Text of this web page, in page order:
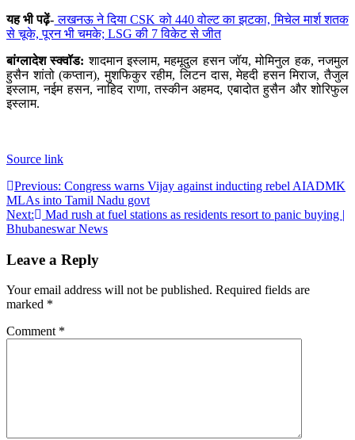
यह भी पढ़ें- लखनऊ ने दिया CSK को 440 वोल्ट का झटका, मिचेल मार्श शतक
से चूके, पूरन भी चमके; LSG की 7 विकेट से जीत
बांग्लादेश स्क्वॉड: शादमान इस्लाम, महमूदुल हसन जॉय, मोमिनुल हक, नजमुल
हुसैन शांतो (कप्तान), मुशफिकुर रहीम, लिटन दास, मेहदी हसन मिराज, तैजुल
इस्लाम, नईम हसन, नाहिद राणा, तस्कीन अहमद, एबादोत हुसैन और शोरिफुल
इस्लाम.
Source link
Post
navigation
Previous: Congress warns Vijay against inducting rebel AIADMK
MLAs into Tamil Nadu govt
Next:
Mad rush at fuel stations as residents resort to panic buying |
Bhubaneswar News
Leave a Reply
Your email address will not be published. Required fields are
marked *
Comment *